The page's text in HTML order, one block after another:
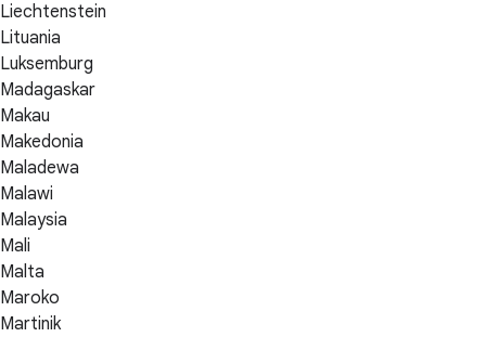
Liechtenstein
Lituania
Luksemburg
Madagaskar
Makau
Makedonia
Maladewa
Malawi
Malaysia
Mali
Malta
Maroko
Martinik